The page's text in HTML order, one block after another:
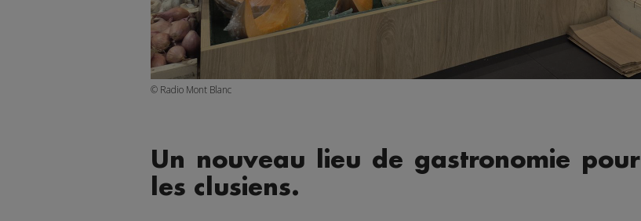
© Radio Mont Blanc
Un nouveau lieu de gastronomie pour
les clusiens.